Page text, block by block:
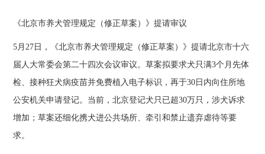
《北京市养犬管理规定（修正草案）》提请审议
5月27日，《北京市养犬管理规定（修正草案）》提请北京市十六
届人大常委会第二十四次会议审议。草案拟要求犬只满3个月先体
检、接种狂犬病疫苗并免费植入电子标识，再于30日内向住所地
公安机关申请登记。当前，北京登记犬只已超30万只，涉犬诉求
增加；草案还细化携犬进公共场所、牵引和禁止遗弃虐待等要
求。